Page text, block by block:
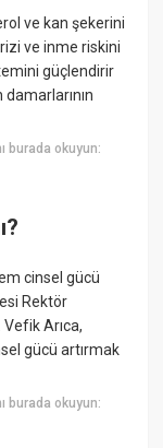
ve kan şekerini
ve inme riskini
güçlendirir
burada okuyun:
cinsel gücü
Rektör
Vefik Arıca,
gücü artırmak
burada okuyun: